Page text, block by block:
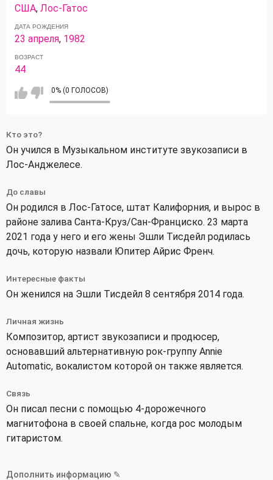
США,Лос-Гатос
ДАТА РОЖДЕНИЯ
23 апреля, 1982
ВОЗРАСТ
44
0% (0 ГОЛОСОВ)
Кто это?
Он учился в Музыкальном институте звукозаписи в
Лос-Анджелесе.
До славы
Он родился в Лос-Гатосе, штат Калифорния, и вырос в
районе залива Санта-Круз/Сан-Франциско. 23 марта
2021 года у него и его жены Эшли Тисдейл родилась
дочь, которую назвали Юпитер Айрис Френч.
Интересные факты
Он женился на Эшли Тисдейл 8 сентября 2014 года.
Личная жизнь
Композитор, артист звукозаписи и продюсер,
основавший альтернативную рок-группу Annie
Automatic, вокалистом которой он также является.
Связь
Он писал песни с помощью 4-дорожечного
магнитофона в своей спальне, когда рос молодым
гитаристом.
Дополнить информацию ✎